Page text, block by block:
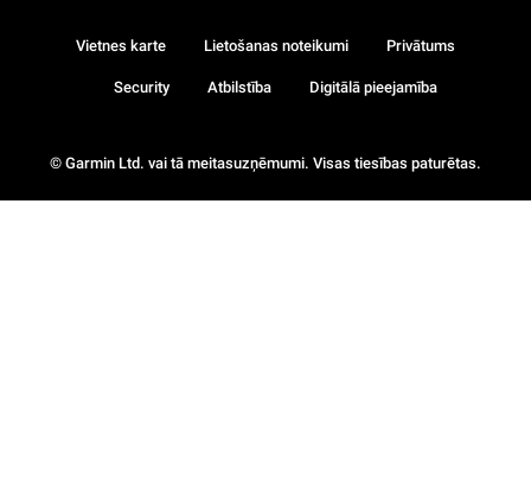
© Garmin Ltd. vai tā meitasuzņēmumi. Visas tiesības paturētas.
Vietnes karte Lietošanas noteikumi Privātums
Security Atbilstība Digitālā pieejamība